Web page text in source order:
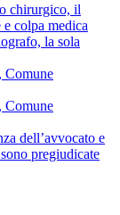
chirurgico, il
colpa medica
la sola
Comune
Comune
dell’avvocato e
pregiudicate